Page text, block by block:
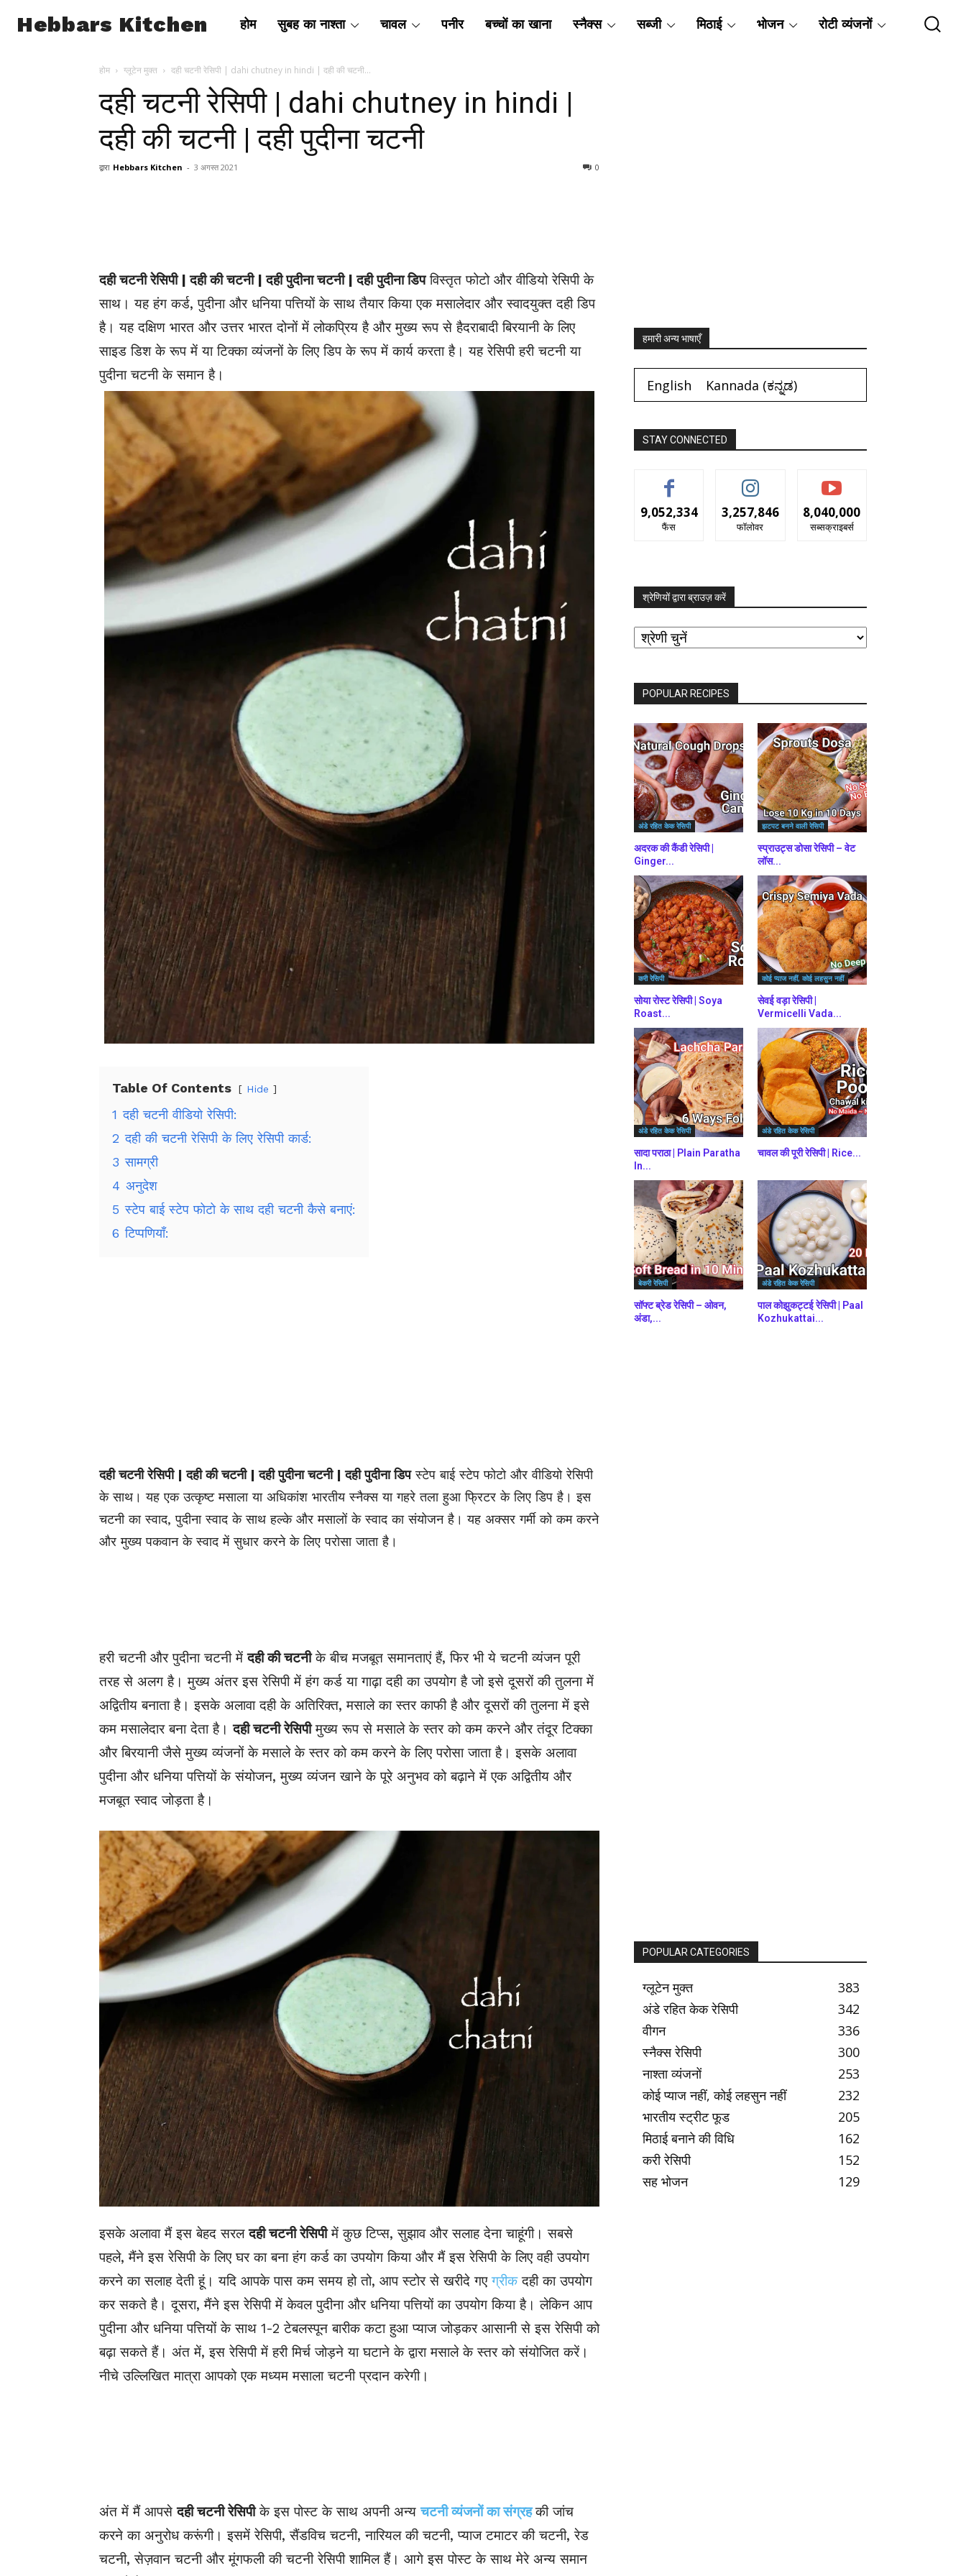
Hebbars Kitchen होम सुबह का नाश्ता चावल पनीर बच्चों का खाना स्नैक्स सब्जी मिठाई भोजन रोटी व्यंजनों
होम ग्लूटेन मुक्त दही चटनी रेसिपी | dahi chutney in hindi | दही की चटनी...
दही चटनी रेसिपी | dahi chutney in hindi |
दही की चटनी | दही पुदीना चटनी
द्वारा Hebbars Kitchen - 3 अगस्त 2021 0
दही चटनी रेसिपी | दही की चटनी | दही पुदीना चटनी | दही पुदीना डिपविस्तृत फोटो और वीडियो रेसिपी के
साथ। यह हंग कर्ड,पुदीनाऔर धनिया पत्तियों के साथ तैयार किया एक मसालेदार और स्वादयुक्त दही डिप
है। यह दक्षिण भारत और उत्तर भारत दोनों में लोकप्रिय है और मुख्य रूप से हैदराबादी बिरयानी के लिए
साइड डिश के रूप में या टिक्का व्यंजनों के लिए डिप के रूप में कार्य करता है। यह रेसिपी हरी चटनी या
पुदीनाचटनी के समान है।
Table Of Contents Hide
1 दही चटनी वीडियो रेसिपी:
2 दही की चटनी रेसिपी के लिए रेसिपी कार्ड:
3 सामग्री
4 अनुदेश
5 स्टेप बाई स्टेप फोटो के साथ दही चटनी कैसे बनाएं:
6 टिप्पणियाँ:
दही चटनी रेसिपी | दही की चटनी | दही पुदीना चटनी | दही पुदीना डिपस्टेप बाई स्टेप फोटो और वीडियो रेसिपी
के साथ। यह एक उत्कृष्ट मसाला या अधिकांश भारतीय स्नैक्स या गहरे तला हुआ फ्रिटर के लिए डिप है। इस
चटनी का स्वाद,पुदीनास्वाद के साथ हल्के और मसालों के स्वाद का संयोजन है। यह अक्सर गर्मी को कम करने
और मुख्य पकवान के स्वाद में सुधार करने के लिए परोसा जाता है।
हरी चटनी औरपुदीनाचटनी मेंदही की चटनीके बीच मजबूत समानताएं हैं, फिर भी ये चटनी व्यंजन पूरी
तरह से अलग है। मुख्य अंतर इस रेसिपी में हंग कर्ड या गाढ़ा दही का उपयोग है जो इसे दूसरों की तुलना में
अद्वितीय बनाता है। इसके अलावा दही के अतिरिक्त, मसाले का स्तर काफी है और दूसरों की तुलना में इसे
कम मसालेदार बना देता है।दही चटनी रेसिपीमुख्य रूप से मसाले के स्तर को कम करने और तंदूर टिक्का
और बिरयानी जैसे मुख्य व्यंजनों के मसाले के स्तर को कम करने के लिए परोसा जाता है। इसके अलावा
पुदीनाऔर धनिया पत्तियों के संयोजन, मुख्य व्यंजन खाने के पूरे अनुभव को बढ़ाने में एक अद्वितीय और
मजबूत स्वाद जोड़ता है।
इसके अलावा मैं इस बेहद सरलदही चटनी रेसिपीमें कुछ टिप्स, सुझाव और सलाह देना चाहूंगी। सबसे
पहले, मैंने इस रेसिपी के लिए घर का बना हंग कर्ड का उपयोग किया और मैं इस रेसिपी के लिए वही उपयोग
करने का सलाह देती हूं। यदि आपके पास कम समय हो तो, आप स्टोर से खरीदे गएग्रीकदही का उपयोग
कर सकते है। दूसरा, मैंने इस रेसिपी में केवलपुदीनाऔर धनिया पत्तियों का उपयोग किया है। लेकिन आप
पुदीनाऔर धनिया पत्तियों के साथ 1-2 टेबलस्पून बारीक कटा हुआ प्याज जोड़कर आसानी से इस रेसिपी को
बढ़ा सकते हैं। अंत में, इस रेसिपी में हरी मिर्च जोड़ने या घटाने के द्वारा मसाले के स्तर को संयोजित करें।
नीचे उल्लिखित मात्रा आपको एक मध्यम मसाला चटनी प्रदान करेगी।
अंत में मैं आपसेदही चटनी रेसिपीके इस पोस्ट के साथ अपनी अन्यचटनी व्यंजनों का संग्रहकी जांच
करने का अनुरोध करूंगी। इसमें रेसिपी, सैंडविच चटनी, नारियल की चटनी, प्याज टमाटर की चटनी, रेड
चटनी, सेज़वान चटनी और मूंगफली की चटनी रेसिपी शामिल हैं। आगे इस पोस्ट के साथ मेरे अन्य समान
हमारी अन्य भाषाएँ
English Kannada (ಕನ್ನಡ)
STAY CONNECTED
9,052,334
फैंस
3,257,846
फॉलोवर
8,040,000
सब्सक्राइबर्स
श्रेणियों द्वारा ब्राउज़ करें
श्रेणियों
द्वारा
ब्राउज़
POPULAR RECIPES
अंडे रहित केक रेसिपी
अदरक की कैंडी रेसिपी |
Ginger...
झटपट बनने वाली रेसिपी
स्प्राउट्स डोसा रेसिपी – वेट
लॉस...
करी रेसिपी
सोया रोस्ट रेसिपी | Soya
Roast...
कोई प्याज नहीं, कोई लहसुन नहीं
सेवई वड़ा रेसिपी |
Vermicelli Vada...
अंडे रहित केक रेसिपी
सादा पराठा | Plain Paratha
In...
अंडे रहित केक रेसिपी
चावल की पूरी रेसिपी | Rice...
बेकरी रेसिपी
सॉफ्ट ब्रेड रेसिपी – ओवन,
अंडा,...
अंडे रहित केक रेसिपी
पाल कोझुकट्टई रेसिपी | Paal
Kozhukattai...
POPULAR CATEGORIES
ग्लूटेन मुक्त
383
अंडे रहित केक रेसिपी
342
वीगन
336
स्नैक्स रेसिपी
300
नाश्ता व्यंजनों
253
कोई प्याज नहीं, कोई लहसुन नहीं
232
भारतीय स्ट्रीट फूड
205
मिठाई बनाने की विधि
162
करी रेसिपी
152
सह भोजन
129